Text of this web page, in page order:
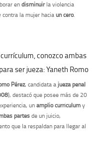
endisminuirla violencia
la mujer haciaun cero.
conozco ambas
ser jueza: Yaneth Romo
Pérez, candidata a jueza penal
), destacó que posee más de 20
unamplio currículumy
partesde un juicio,
que la respaldan para llegar al